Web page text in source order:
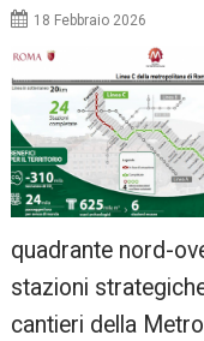
18 Febbraio 2026
quadrante nord-
stazioni
cantieri della